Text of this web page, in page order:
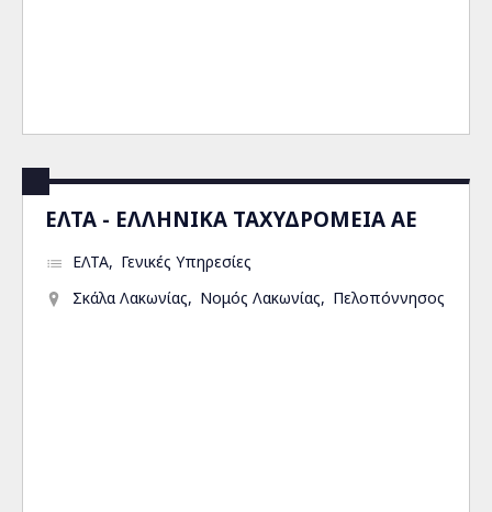
ΕΛΤΑ - ΕΛΛΗΝΙΚΑ ΤΑΧΥΔΡΟΜΕΙΑ ΑΕ
ΕΛΤΑ
Γενικές Υπηρεσίες
Σκάλα Λακωνίας
Νομός Λακωνίας Πελοπόννησος